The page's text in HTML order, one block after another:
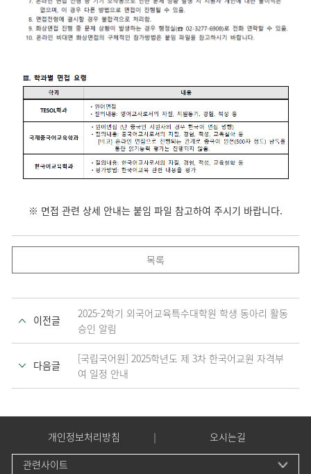
※ 면접 관련 상세 안내는 붙임 파일 참고하여 주시기 바랍니다.
목록
이전글
2025-2학기 외국어교육특수대학원 학생 동아리 활동
승인 알림
다음글
[국립국어원] 2025학년도 제 3차 한국어교원 자격부
여 일정 안내
개인정보처리방침
오시는길
관련사이트